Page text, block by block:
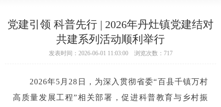
党建引领 科普先行 | 2026年丹灶镇党建结对
共建系列活动顺利举行
发表时间：2026-06-01 11:03:00 浏览次数：717
2026年5月28日，为深入贯彻省委“百县千镇万村
高质量发展工程”相关部署，促进科普教育与乡村振